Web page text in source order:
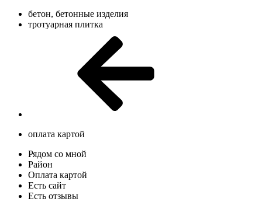
бетон, бетонные изделия
тротуарная плитка
оплата картой
Рядом со мной
Район
Оплата картой
Есть сайт
Есть отзывы